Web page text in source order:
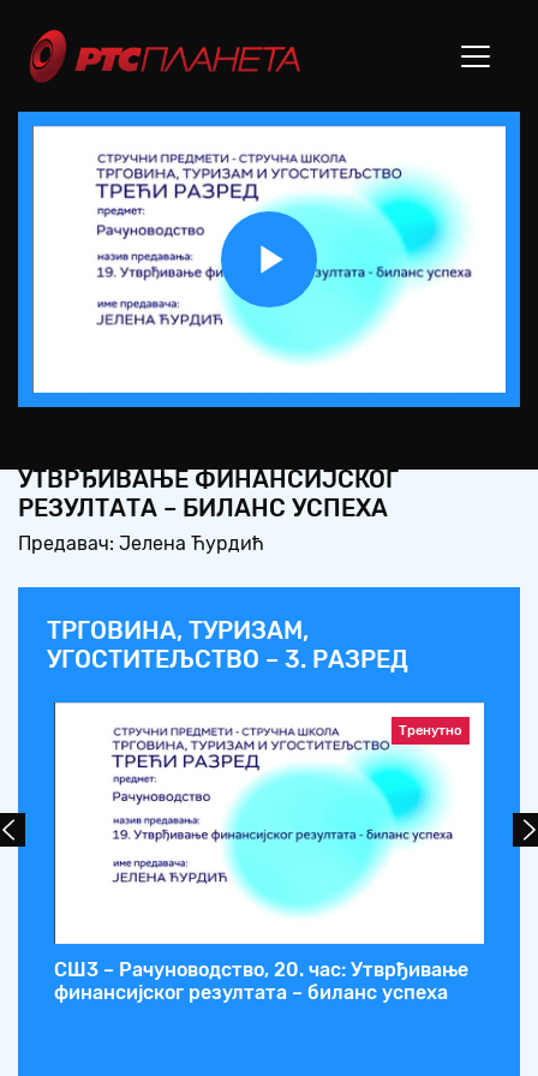
Play
Video
УТВРЂИВАЊЕ ФИНАНСИЈСКОГ
РЕЗУЛТАТА – БИЛАНС УСПЕХА
Предавач: Јелена Ћурдић
ТРГОВИНА, ТУРИЗАМ,
УГОСТИТЕЉСТВО – 3. РАЗРЕД
Тренутно
СШ3 – Рачуноводство, 20. час: Утврђивање
финансијског резултата – биланс успеха